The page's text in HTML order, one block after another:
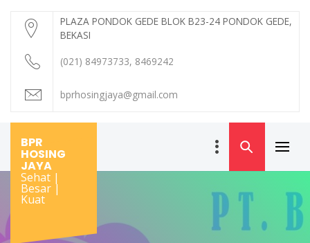
content
PLAZA PONDOK GEDE BLOK B23-24 PONDOK GEDE,
BEKASI
(021) 84973733, 8469242
bprhosingjaya@gmail.com
BPR
HOSING
JAYA
Sehat |
Besar |
Kuat
Menu